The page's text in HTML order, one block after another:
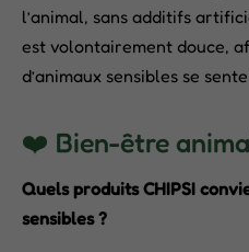
l’animal, sans additifs
est volontairement douce,
d’animaux sensibles se
❤️ Bien-être
Quels produits CHIPSI
sensibles ?